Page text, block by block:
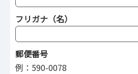
フリガナ（名）
郵便番号
例：590-0078